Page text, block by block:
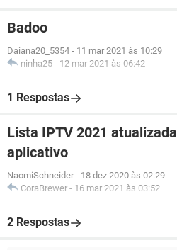
Badoo
Daiana20_5354 - 11 mar 2021 às 10:29
ninha25 - 12 mar 2021 às 06:42
1 Respostas
Lista IPTV 2021
aplicativo
NaomiSchneider - 18 dez 2020 às 02:29
CoraBrewer - 16 mar 2021 às 03:52
2 Respostas